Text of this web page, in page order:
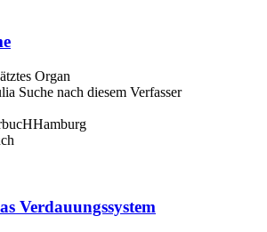
Organ
Suche nach diesem Verfasser
Verdauungssystem